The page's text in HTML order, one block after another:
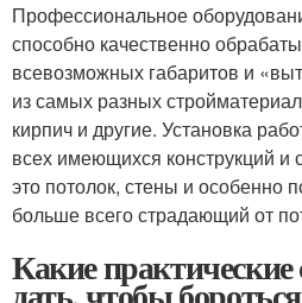
Профессиональное
способно качественно
всевозможных габаритов и
из самых разных
кирпич и другие. Установка
всех имеющихся конструкций и
это потолок, стены и особенно
больше всего страдающий от
Какие